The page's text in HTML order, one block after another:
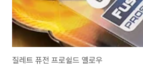
질레트 퓨전 프로쉴드 옐로우